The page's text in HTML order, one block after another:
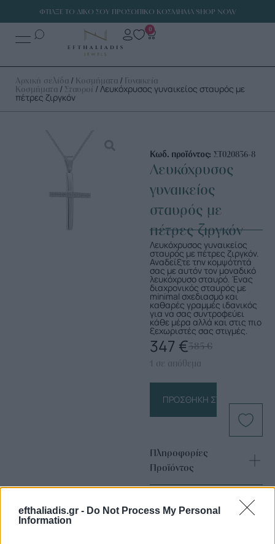
efthaliadis.gr - Do Not Process My Personal
Information
ΦΤΙΑΞΕ ΤΟ ΔΙΚΟ ΣΟΥ ΠΡΟΣΩΠΙΚΟ ΚΟΣΜΗΜΑ SHOP NOW
0
Αρχική σελίδα / Κοσμήματα / Γυναικεία
Κοσμήματα / Σταυροί / Λευκόχρυσος γυναικείος σταυρός με
πέτρες ζιργκόν
Κωδ. προϊόντος: ΣΤ020836-8
Λευκόχρυσος
γυναικείος
σταυρός με
πέτρες ζιργκόν
Λευκόχρυσος γυναικείος
σταυρός με πέτρες ζιργκόν.
Αναδείξτε την κομψότητά
σας με αυτόν τον μοναδικό
λευκόχρυσο σταυρό. Ένας
διαχρονικός σταυρός με
minimal σχεδιασμό και
καθαρές γραμμές ιδανικός
για να σας συντροφεύει
κάθε μέρα αλλά και στις πιο
ξεχωριστές σας στιγμές.
385€
347 €
1 σε απόθεμα
ΠΡΟΣΘΉΚΗ ΣΤΟ ΚΑΛΆΘΙ
Πληροφορίες
Προϊόντος